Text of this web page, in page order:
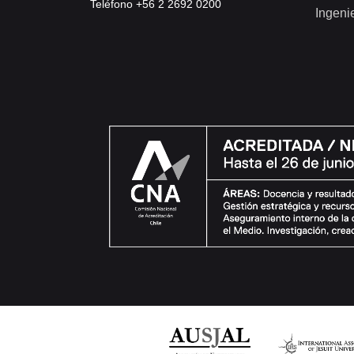
Teléfono +56 2 2692 0200